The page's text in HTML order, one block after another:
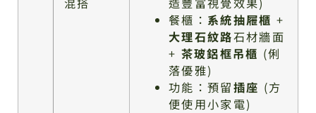
餐櫃： 系統抽屜櫃 +
大理石紋路石材牆面
+ 茶玻鋁框吊櫃 (俐
落優雅)
功能：預留插座 (方
便使用小家電)